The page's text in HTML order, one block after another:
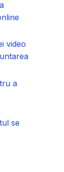
video
a
se